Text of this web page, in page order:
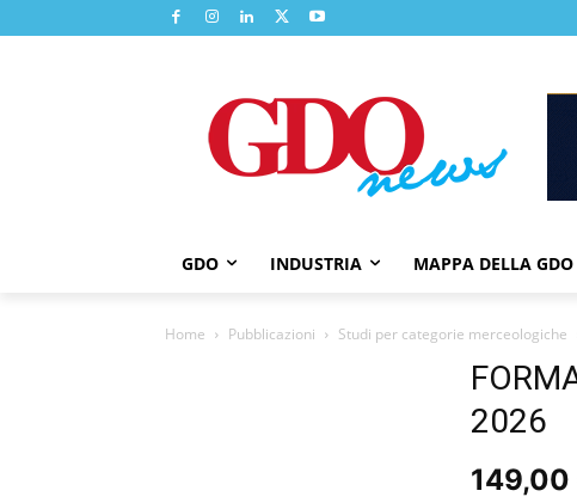
GDO INDUSTRIA MAPPA DELLA GDO
Home Pubblicazioni Studi per categorie merceologiche
2026
149,00